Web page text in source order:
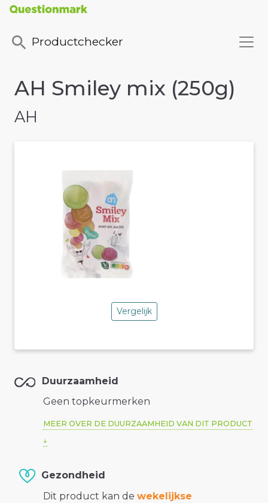
Productchecker
AH Smiley mix (250g)
AH
Vergelijk
Duurzaamheid
Geen topkeurmerken
MEER OVER DE DUURZAAMHEID VAN DIT PRODUCT
Gezondheid
Dit product kan de wekelijkse